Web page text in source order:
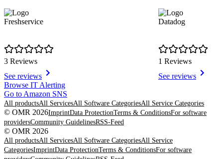
Freshservice
3 Reviews
See reviews
Datadog
1 Reviews
See reviews
Item
1
of
8
Browse IT Alerting
Go to Amazon SNS
All productsAll ServicesAll Software CategoriesAll Service Categories
© OMR 2026ImprintData ProtectionTerms & ConditionsFor software
providersCommunity GuidelinesRSS-Feed
© OMR 2026
All productsAll ServicesAll Software CategoriesAll Service
CategoriesImprintData ProtectionTerms & ConditionsFor software